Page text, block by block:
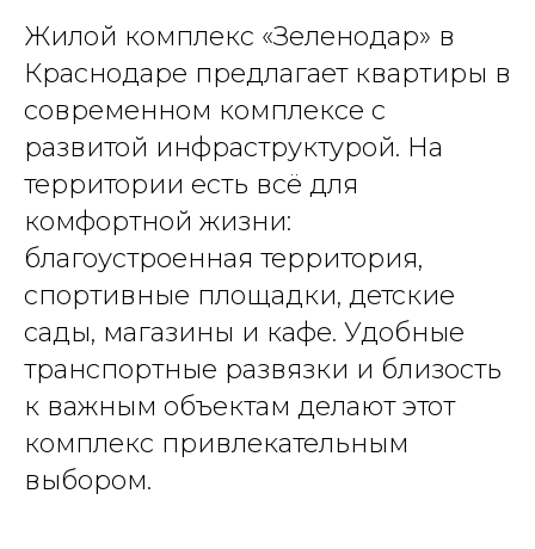
Жилой комплекс «Зеленодар» в
Краснодаре предлагает квартиры в
современном комплексе с
развитой инфраструктурой. На
территории есть всё для
комфортной жизни:
благоустроенная территория,
спортивные площадки, детские
сады, магазины и кафе. Удобные
транспортные развязки и близость
к важным объектам делают этот
комплекс привлекательным
выбором.